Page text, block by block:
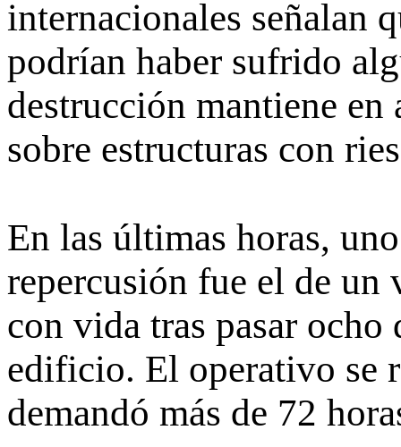
internacionales señalan
podrían haber sufrido
destrucción mantiene en
sobre estructuras con
En las últimas horas,
repercusión fue el de un
con vida tras pasar ocho
edificio. El operativo se
demandó más de 72